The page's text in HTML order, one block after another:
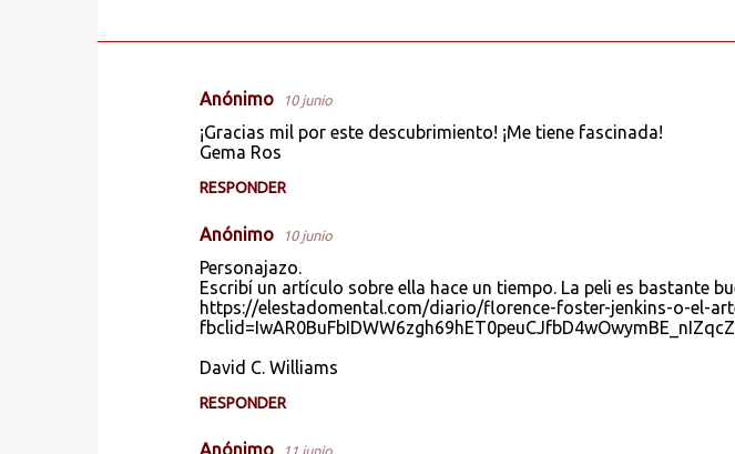
Anónimo 10 junio
¡Gracias mil por este descubrimiento! ¡Me tiene fascinada!
Gema Ros
RESPONDER
Anónimo 10 junio
Personajazo.
Escribí un artículo sobre ella hace un tiempo. La peli es bastante
https://elestadomental.com/diario/florence-foster-jenkins-o-el-
David C. Williams
RESPONDER
Anónimo 11 junio